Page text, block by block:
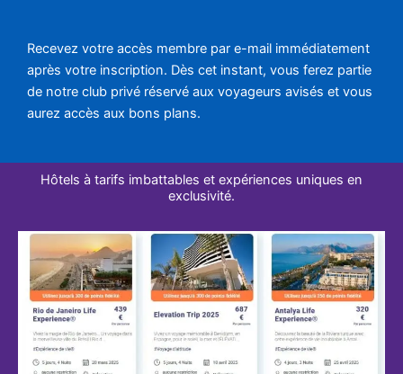
Recevez votre accès membre par e-mail immédiatement
après votre inscription. Dès cet instant, vous ferez partie
de notre club privé réservé aux voyageurs avisés et vous
aurez accès aux bons plans.
Hôtels à tarifs imbattables et expériences uniques en
exclusivité.